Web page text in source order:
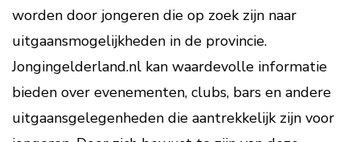
worden door jongeren die op zoek zijn naar
uitgaansmogelijkheden in de provincie.
Jongingelderland.nl kan waardevolle informatie
bieden over evenementen, clubs, bars en andere
uitgaansgelegenheden die aantrekkelijk zijn voor